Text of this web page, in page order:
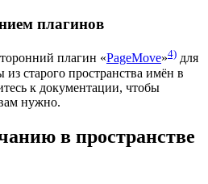
плагинов
плагин «PageMove»4) для
старого пространства имён в
к документации, чтобы
нужно.
в пространстве